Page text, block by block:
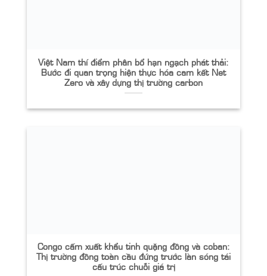
Việt Nam thí điểm phân bổ hạn ngạch phát thải:
Bước đi quan trọng hiện thực hóa cam kết Net
Zero và xây dựng thị trường carbon
Congo cấm xuất khẩu tinh quặng đồng và coban:
Thị trường đồng toàn cầu đứng trước làn sóng tái
cấu trúc chuỗi giá trị